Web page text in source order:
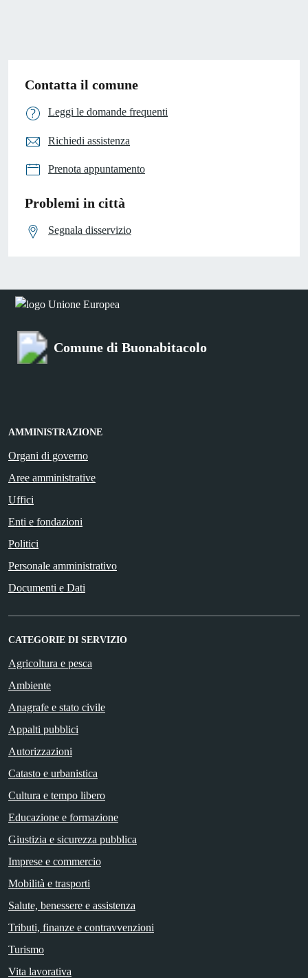
Contatta il comune
Leggi le domande frequenti
Richiedi assistenza
Prenota appuntamento
Problemi in città
Segnala disservizio
Comune di Buonabitacolo
AMMINISTRAZIONE
Organi di governo
Aree amministrative
Uffici
Enti e fondazioni
Politici
Personale amministrativo
Documenti e Dati
CATEGORIE DI SERVIZIO
Agricoltura e pesca
Ambiente
Anagrafe e stato civile
Appalti pubblici
Autorizzazioni
Catasto e urbanistica
Cultura e tempo libero
Educazione e formazione
Giustizia e sicurezza pubblica
Imprese e commercio
Mobilità e trasporti
Salute, benessere e assistenza
Tributi, finanze e contravvenzioni
Turismo
Vita lavorativa